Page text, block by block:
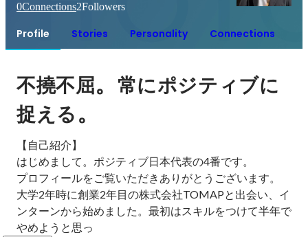
0Connections2Followers
Profile Stories Personality Connections
不撓不屈。 常にポジティブに
捉える。
【自己紹介】
はじめまして。ポジティブ日本代表の4番です。
プロフィールをご覧いただきありがとうございます。
大学2年時に創業2年目の株式会社TOMAPと出会い、イ
ンターンから始めました。最初はスキルをつけて半年で
やめようと思っ